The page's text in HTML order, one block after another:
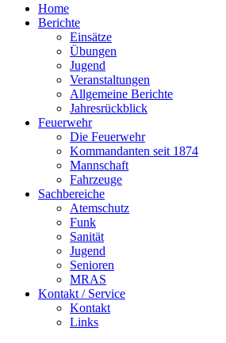
Home
Berichte
Einsätze
Übungen
Jugend
Veranstaltungen
Allgemeine Berichte
Jahresrückblick
Feuerwehr
Die Feuerwehr
Kommandanten seit 1874
Mannschaft
Fahrzeuge
Sachbereiche
Atemschutz
Funk
Sanität
Jugend
Senioren
MRAS
Kontakt / Service
Kontakt
Links